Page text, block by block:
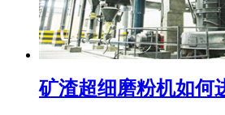
矿渣超细磨粉机如何